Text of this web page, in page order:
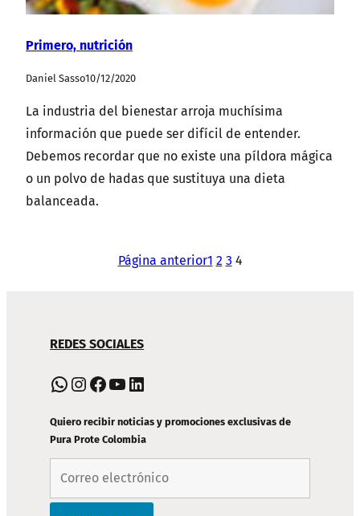
Primero, nutrición
Daniel Sasso10/12/2020
La industria del bienestar arroja muchísima
información que puede ser difícil de entender.
Debemos recordar que no existe una píldora mágica
o un polvo de hadas que sustituya una dieta
balanceada.
Página anterior1 2 3 4
DE
PIE
DE
PÁGINA
REDES SOCIALES
WhatsApp Instagram Facebook YouTube LinkedIn
Quiero recibir noticias y promociones exclusivas de
Pura Prote Colombia